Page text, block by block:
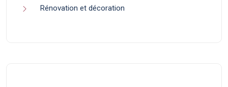
Rénovation et décoration